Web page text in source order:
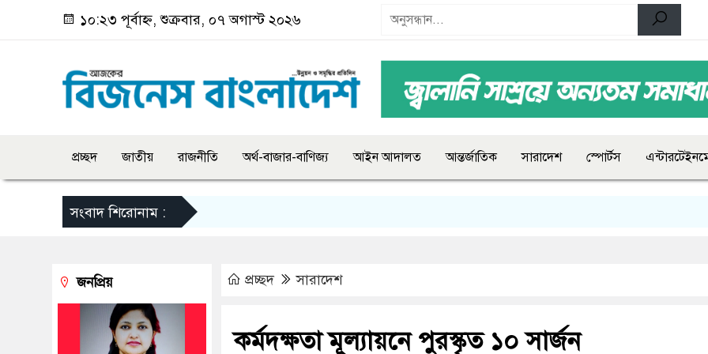
১০:২৩ পূর্বাহ্ন, শুক্রবার, ০৭ অগাস্ট ২০২৬
প্রচ্ছদ জাতীয় রাজনীতি অর্থ-বাজার-বাণিজ্য আইন আদালত আন্তর্জাতিক সারাদেশ স্পোর্টস
সংবাদ শিরোনাম :
প্রচ্ছদ সারাদেশ
কর্মদক্ষতা মূল্যায়নে পুরস্কৃত ১০ সার্জন
জনপ্রিয়